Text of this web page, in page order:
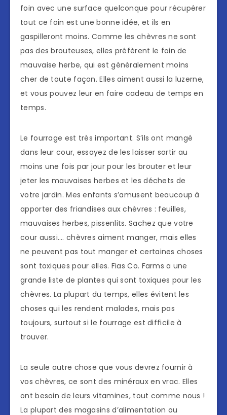
foin avec une surface quelconque pour récupérer
tout ce foin est une bonne idée, et ils en
gaspilleront moins. Comme les chèvres ne sont
pas des brouteuses, elles préfèrent le foin de
mauvaise herbe, qui est généralement moins
cher de toute façon. Elles aiment aussi la luzerne,
et vous pouvez leur en faire cadeau de temps en
temps.
Le fourrage est très important. S’ils ont mangé
dans leur cour, essayez de les laisser sortir au
moins une fois par jour pour les brouter et leur
jeter les mauvaises herbes et les déchets de
votre jardin. Mes enfants s’amusent beaucoup à
apporter des friandises aux chèvres : feuilles,
mauvaises herbes, pissenlits. Sachez que votre
cour aussi…. chèvres aiment manger, mais elles
ne peuvent pas tout manger et certaines choses
sont toxiques pour elles. Fias Co. Farms a une
grande liste de plantes qui sont toxiques pour les
chèvres. La plupart du temps, elles évitent les
choses qui les rendent malades, mais pas
toujours, surtout si le fourrage est difficile à
trouver.
La seule autre chose que vous devrez fournir à
vos chèvres, ce sont des minéraux en vrac. Elles
ont besoin de leurs vitamines, tout comme nous !
La plupart des magasins d’alimentation ou